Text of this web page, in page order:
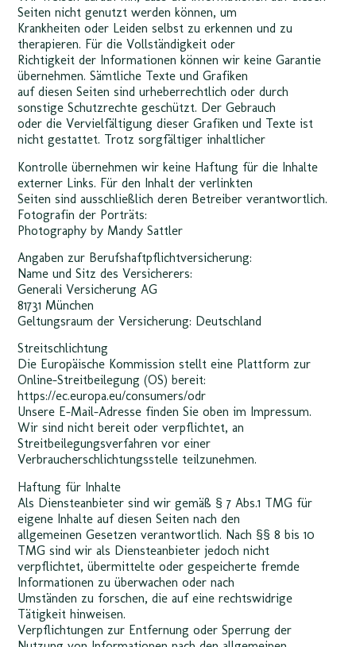
Seiten nicht genutzt werden können, um
Krankheiten oder Leiden selbst zu erkennen und zu
therapieren. Für die Vollständigkeit oder
Richtigkeit der Informationen können wir keine Garantie
übernehmen. Sämtliche Texte und Grafiken
auf diesen Seiten sind urheberrechtlich oder durch
sonstige Schutzrechte geschützt. Der Gebrauch
oder die Vervielfältigung dieser Grafiken und Texte ist
nicht gestattet. Trotz sorgfältiger inhaltlicher
Kontrolle übernehmen wir keine Haftung für die Inhalte
externer Links. Für den Inhalt der verlinkten
Seiten sind ausschließlich deren Betreiber verantwortlich.
Fotografin der Porträts:
Photography by Mandy Sattler
Angaben zur Berufshaftpflichtversicherung:
Name und Sitz des Versicherers:
Generali Versicherung AG
81731 München
Geltungsraum der Versicherung: Deutschland
Streitschlichtung
Die Europäische Kommission stellt eine Plattform zur
Online-Streitbeilegung (OS) bereit:
https://ec.europa.eu/consumers/odr
Unsere E-Mail-Adresse finden Sie oben im Impressum.
Wir sind nicht bereit oder verpflichtet, an
Streitbeilegungsverfahren vor einer
Verbraucherschlichtungsstelle teilzunehmen.
Haftung für Inhalte
Als Diensteanbieter sind wir gemäß § 7 Abs.1 TMG für
eigene Inhalte auf diesen Seiten nach den
allgemeinen Gesetzen verantwortlich. Nach §§ 8 bis 10
TMG sind wir als Diensteanbieter jedoch nicht
verpflichtet, übermittelte oder gespeicherte fremde
Informationen zu überwachen oder nach
Umständen zu forschen, die auf eine rechtswidrige
Tätigkeit hinweisen.
Verpflichtungen zur Entfernung oder Sperrung der